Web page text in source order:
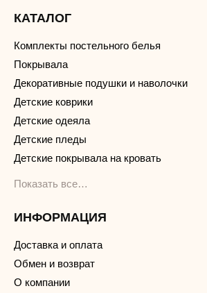
КАТАЛОГ
Комплекты постельного белья
Покрывала
Декоративные подушки и наволочки
Детские коврики
Детские одеяла
Детские пледы
Детские покрывала на кровать
Показать все…
ИНФОРМАЦИЯ
Доставка и оплата
Обмен и возврат
О компании